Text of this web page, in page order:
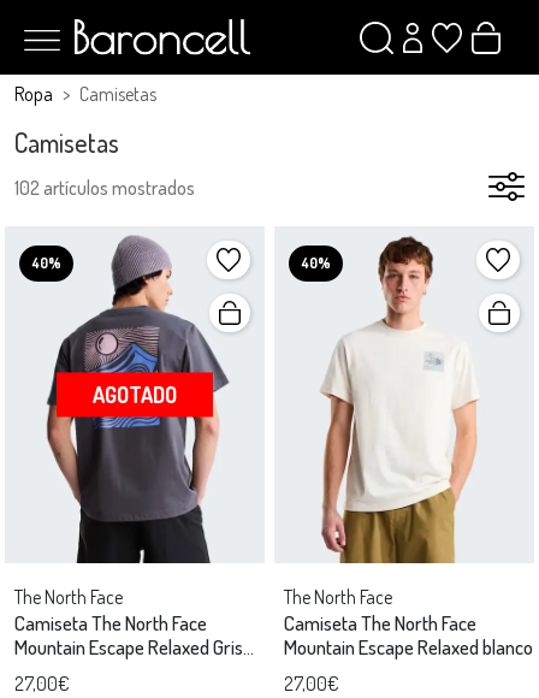
Ropa Camisetas
Camisetas
102 artículos mostrados
40%
AGOTADO
The North Face
Camiseta The North Face
Mountain Escape Relaxed Gris
Unisex
27,00€
40%
The North Face
Camiseta The North Face
Mountain Escape Relaxed blanco
27,00€